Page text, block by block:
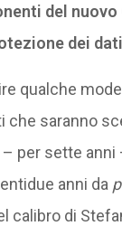
del nuovo
dei
qualche
che saranno
per sette anni
anni da
calibro di